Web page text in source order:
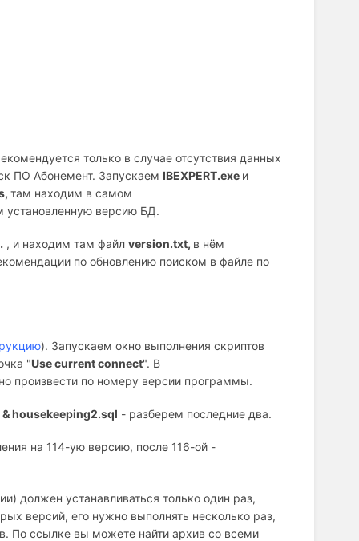
только в случае отсутствия данных
ПО Абонемент. Запускаем IBEXPERT.exe и
там находим в самом
установленную версию БД.
, и находим там файл version.txt, в нём
по обновлению поиском в файле по
). Запускаем окно выполнения скриптов
"Use current connect". В
произвести по номеру версии программы.
housekeeping2.sql - разберем последние два.
на 114-ую версию, после 116-ой -
должен устанавливаться только один раз,
версий, его нужно выполнять несколько раз,
По ссылке вы можете найти архив со всеми